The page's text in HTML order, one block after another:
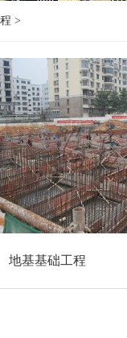
>
地基基础工程